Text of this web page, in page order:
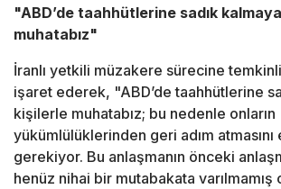
"ABD’de taahhütlerine sadık
muhatabız"
İranlı yetkili müzakere sürecine temkinli
işaret ederek, "ABD’de taahhütlerine
kişilerle muhatabız; bu nedenle onların
yükümlülüklerinden geri adım
gerekiyor. Bu anlaşmanın önceki
henüz nihai bir mutabakata varılmamış